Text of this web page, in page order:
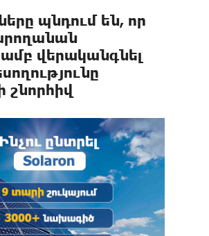
պնդում են, որ
վերականգնել
շնորհիվ